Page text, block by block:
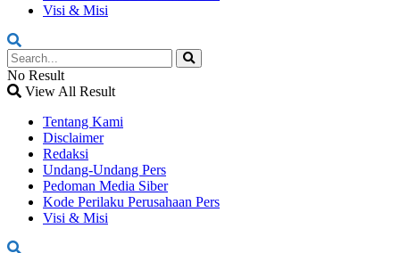
Visi & Misi
No Result
View All Result
Tentang Kami
Disclaimer
Redaksi
Undang-Undang Pers
Pedoman Media Siber
Kode Perilaku Perusahaan Pers
Visi & Misi